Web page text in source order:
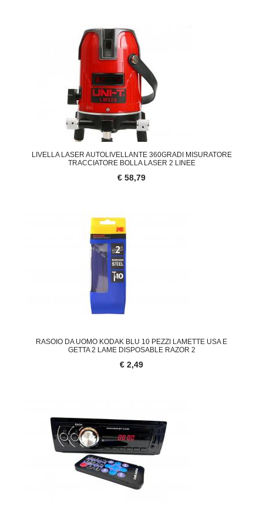
LIVELLA LASER AUTOLIVELLANTE 360GRADI MISURATORE
TRACCIATORE BOLLA LASER 2 LINEE
€ 58,79
RASOIO DA UOMO KODAK BLU 10 PEZZI LAMETTE USA E
GETTA 2 LAME DISPOSABLE RAZOR 2
€ 2,49